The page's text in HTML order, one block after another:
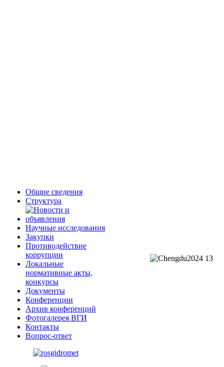
Общие сведения
Структура
Научные исследования
Закупки
Противодействие
коррупции
Локальные
нормативные акты,
конкурсы
Документы
Конференции
Архив конференций
Фотогалерея ВГИ
Контакты
Вопрос-ответ